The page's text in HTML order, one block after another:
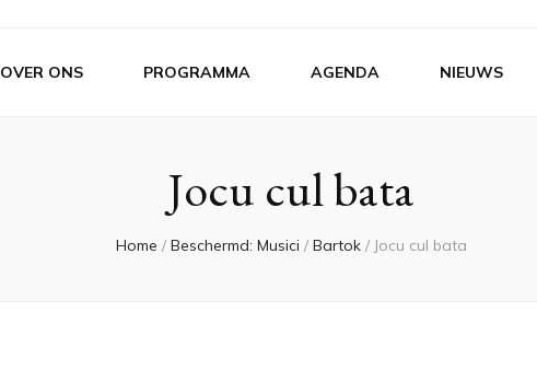
OVER ONS PROGRAMMA AGENDA NIEUWS
Jocu cul bata
Home / Beschermd: Musici / Bartok / Jocu cul bata